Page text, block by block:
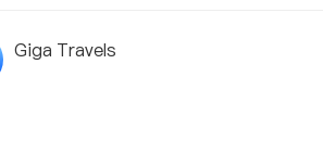
Giga Travels